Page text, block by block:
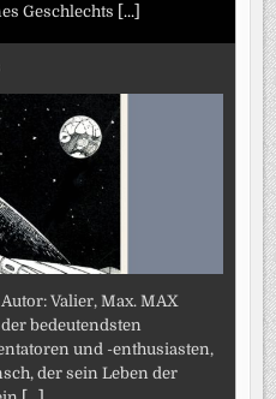
Geschlechts [...]
Valier, Max. MAX
bedeutendsten
und -enthusiasten,
der sein Leben der